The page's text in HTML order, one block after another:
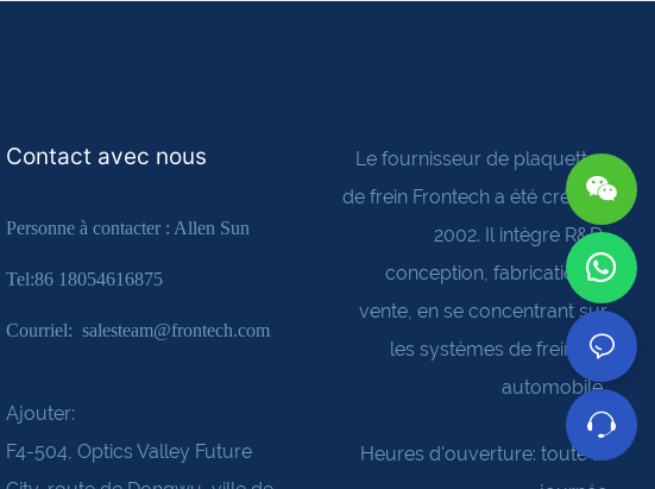
Contact avec nous
Personne à contacter : Allen Sun
Tel:86 18054616875
Courriel: salesteam@frontech.com
Ajouter:
F4-504, Optics Valley Future
Le fournisseur de plaquettes
de frein Frontech a été créé en
2002. Il intègre R&D,
conception, fabrication et
vente, en se concentrant sur
les systèmes de freinage
automobile
Heures d'ouverture: toute la